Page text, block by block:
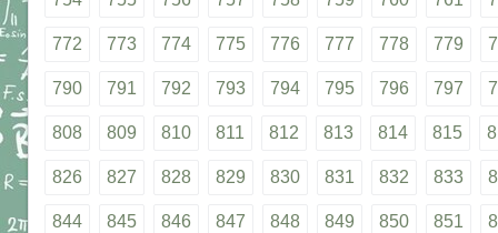
772 773 774 775 776 777 778 779
790 791 792 793 794 795 796 797
808 809 810 811 812 813 814 815
826 827 828 829 830 831 832 833
844 845 846 847 848 849 850 851